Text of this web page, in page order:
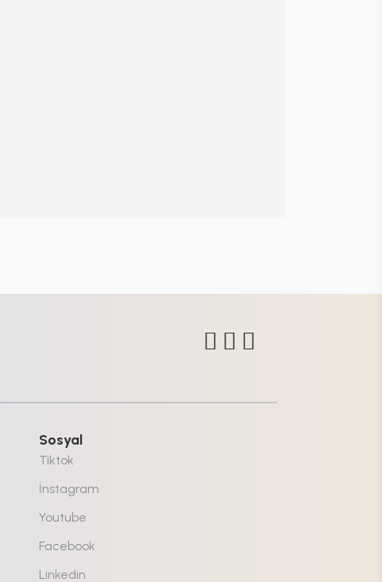
Sosyal
Tiktok
İnstagram
Youtube
Facebook
Linkedin